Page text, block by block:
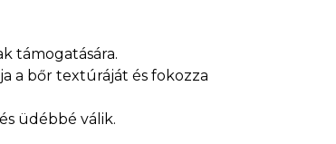
támogatására.
a bőr textúráját és fokozza
üdébbé válik.